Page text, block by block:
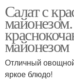
Салат с
майонезом
Отличный
яркое блюдо!